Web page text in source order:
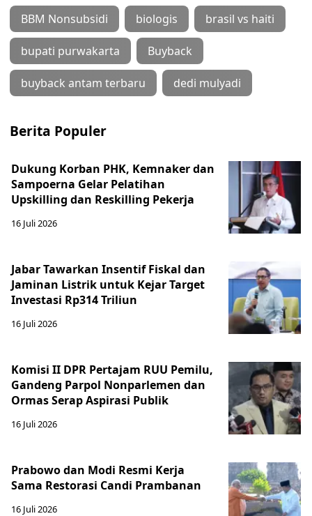
BBM Nonsubsidi biologis brasil vs haiti
bupati purwakarta Buyback
buyback antam terbaru dedi mulyadi
Berita Populer
Dukung Korban PHK, Kemnaker dan
Sampoerna Gelar Pelatihan
Upskilling dan Reskilling Pekerja
16 Juli 2026
Jabar Tawarkan Insentif Fiskal dan
Jaminan Listrik untuk Kejar Target
Investasi Rp314 Triliun
16 Juli 2026
Komisi II DPR Pertajam RUU Pemilu,
Gandeng Parpol Nonparlemen dan
Ormas Serap Aspirasi Publik
16 Juli 2026
Prabowo dan Modi Resmi Kerja
Sama Restorasi Candi Prambanan
16 Juli 2026